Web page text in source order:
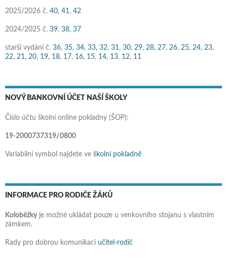
2025/2026 č. 40, 41, 42
2024/2025 č. 39, 38, 37
starší vydání č. 36, 35, 34, 33, 32, 31, 30, 29, 28, 27, 26, 25, 24, 23,
22, 21, 20, 19, 18, 17, 16, 15, 14, 13, 12, 11
NOVÝ BANKOVNÍ ÚČET NAŠÍ ŠKOLY
Číslo účtu školní online pokladny (ŠOP):
19-2000737319/0800
Variabilní symbol najdete ve školní pokladně
INFORMACE PRO RODIČE ŽÁKŮ
Koloběžkyje možné ukládat pouze u venkovního stojanu s vlastním
zámkem.
Rady pro dobrou komunikaci učitel-rodič